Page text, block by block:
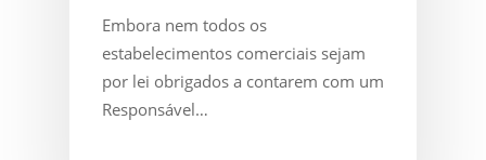
técnico
especializado
Embora nem todos os
estabelecimentos comerciais sejam
por lei obrigados a contarem com um
Responsável…